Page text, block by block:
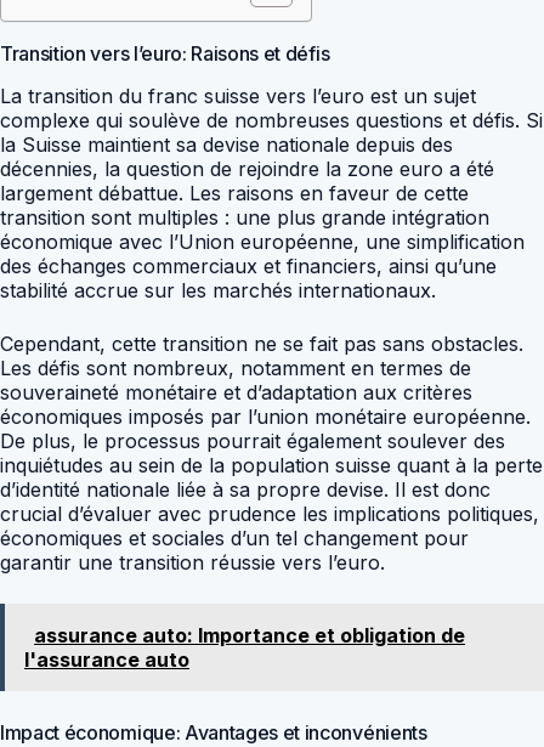
Transition vers l’euro: Raisons et défis
La transition du franc suisse vers l’euro est un sujet
complexe qui soulève de nombreuses questions et défis. Si
la Suisse maintient sa devise nationale depuis des
décennies, la question de rejoindre la zone euro a été
largement débattue. Les raisons en faveur de cette
transition sont multiples : une plus grande intégration
économique avec l’Union européenne, une simplification
des échanges commerciaux et financiers, ainsi qu’une
stabilité accrue sur les marchés internationaux.
Cependant, cette transition ne se fait pas sans obstacles.
Les défis sont nombreux, notamment en termes de
souveraineté monétaire et d’adaptation aux critères
économiques imposés par l’union monétaire européenne.
De plus, le processus pourrait également soulever des
inquiétudes au sein de la population suisse quant à la perte
d’identité nationale liée à sa propre devise. Il est donc
crucial d’évaluer avec prudence les implications politiques,
économiques et sociales d’un tel changement pour
garantir une transition réussie vers l’euro.
assurance auto: Importance et obligation de
l'assurance auto
Impact économique: Avantages et inconvénients